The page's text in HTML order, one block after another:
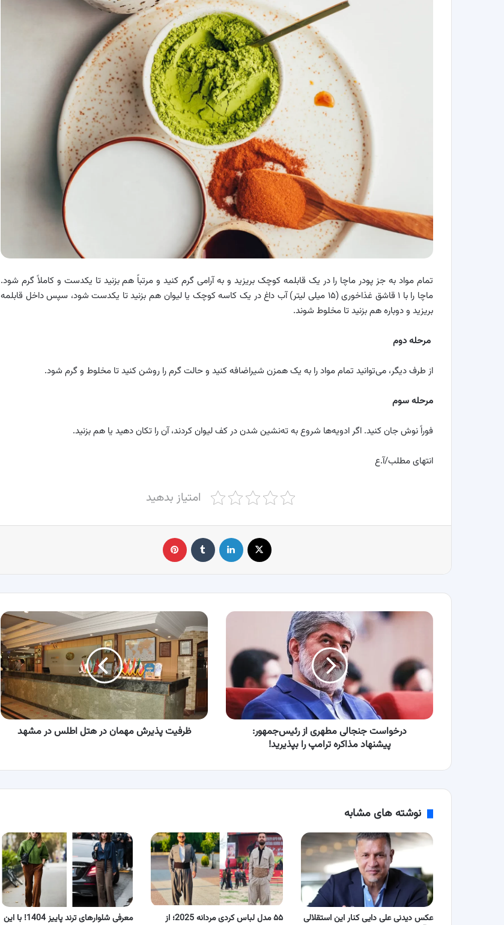
تمام مواد به جز پودر ماچا را در یک قابلمه کوچک بریزید و به آرامی گرم کنید و مرتباً هم بزنید تا یکدست و کاملاً گرم شود.
ماچا را با ۱ قاشق غذاخوری (۱۵ میلی لیتر) آب داغ در یک کاسه کوچک یا لیوان هم بزنید تا یکدست شود، سپس داخل قابلمه
بریزید و دوباره هم بزنید تا مخلوط شوند.
مرحله دوم
از طرف دیگر، می‌توانید تمام مواد را به یک همزن شیراضافه کنید و حالت گرم را روشن کنید تا مخلوط و گرم شود.
مرحله سوم
فوراً نوش جان کنید. اگر ادویه‌ها شروع به ته‌نشین شدن در کف لیوان کردند، آن را تکان دهید یا هم بزنید.
انتهای مطلب/آ.ع
امتیاز بدهید
لینکدین ‫تامبلر
درخواست
رئیس‌جمهور:
پیشنهاد
مذاکره
ترامپ
را
درخواست جنجالی مطهری از رئیس‌جمهور:
پیشنهاد مذاکره ترامپ را بپذیرید!
ظرفیت
پذیرش
مهمان
در
هتل
اطلس
در
مشهد
ظرفیت پذیرش مهمان در هتل اطلس در مشهد
نوشته های مشابه
عکس دیدنی علی دایی کنار این استقلالی
۵۵ مدل لباس کردی مردانه 2025؛ از
معرفی شلوارهای ترند پاییز 1404! با این